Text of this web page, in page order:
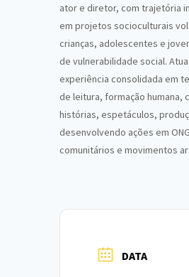
ator e diretor, com trajetória
em projetos socioculturais
crianças, adolescentes e
de vulnerabilidade social.
experiência consolidada em
de leitura, formação humana,
histórias, espetáculos,
desenvolvendo ações em
comunitários e movimentos
DATA